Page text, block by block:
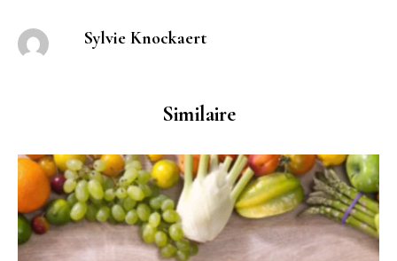
Sylvie Knockaert
Similaire